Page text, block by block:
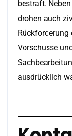
bestraft.
drohen auch
Rückforderung
Vorschüsse
ausdrücklich